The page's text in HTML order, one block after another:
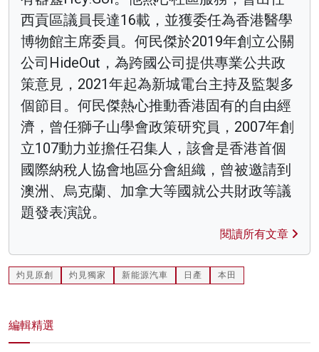
西貢區議員長達16載，並獲委任為香港醫學
博物館主席委員。何民傑於2019年創立公關
公司HideOut，為跨國公司提供專業公共政
策意見，2021年起為新城電台主持及監製多
個節目。何民傑熱心推動香港固有的自由經
濟，曾任獅子山學會政策研究員，2007年創
立107動力並擔任召集人，該會是香港首個
國際納稅人協會地區分會組織，曾被邀請到
澳洲、烏克蘭、加拿大等國就公共財政等議
題發表演說。
閱讀所有文章
灼見原創 灼見獨家 新能源汽車 日產 本田
編輯精選